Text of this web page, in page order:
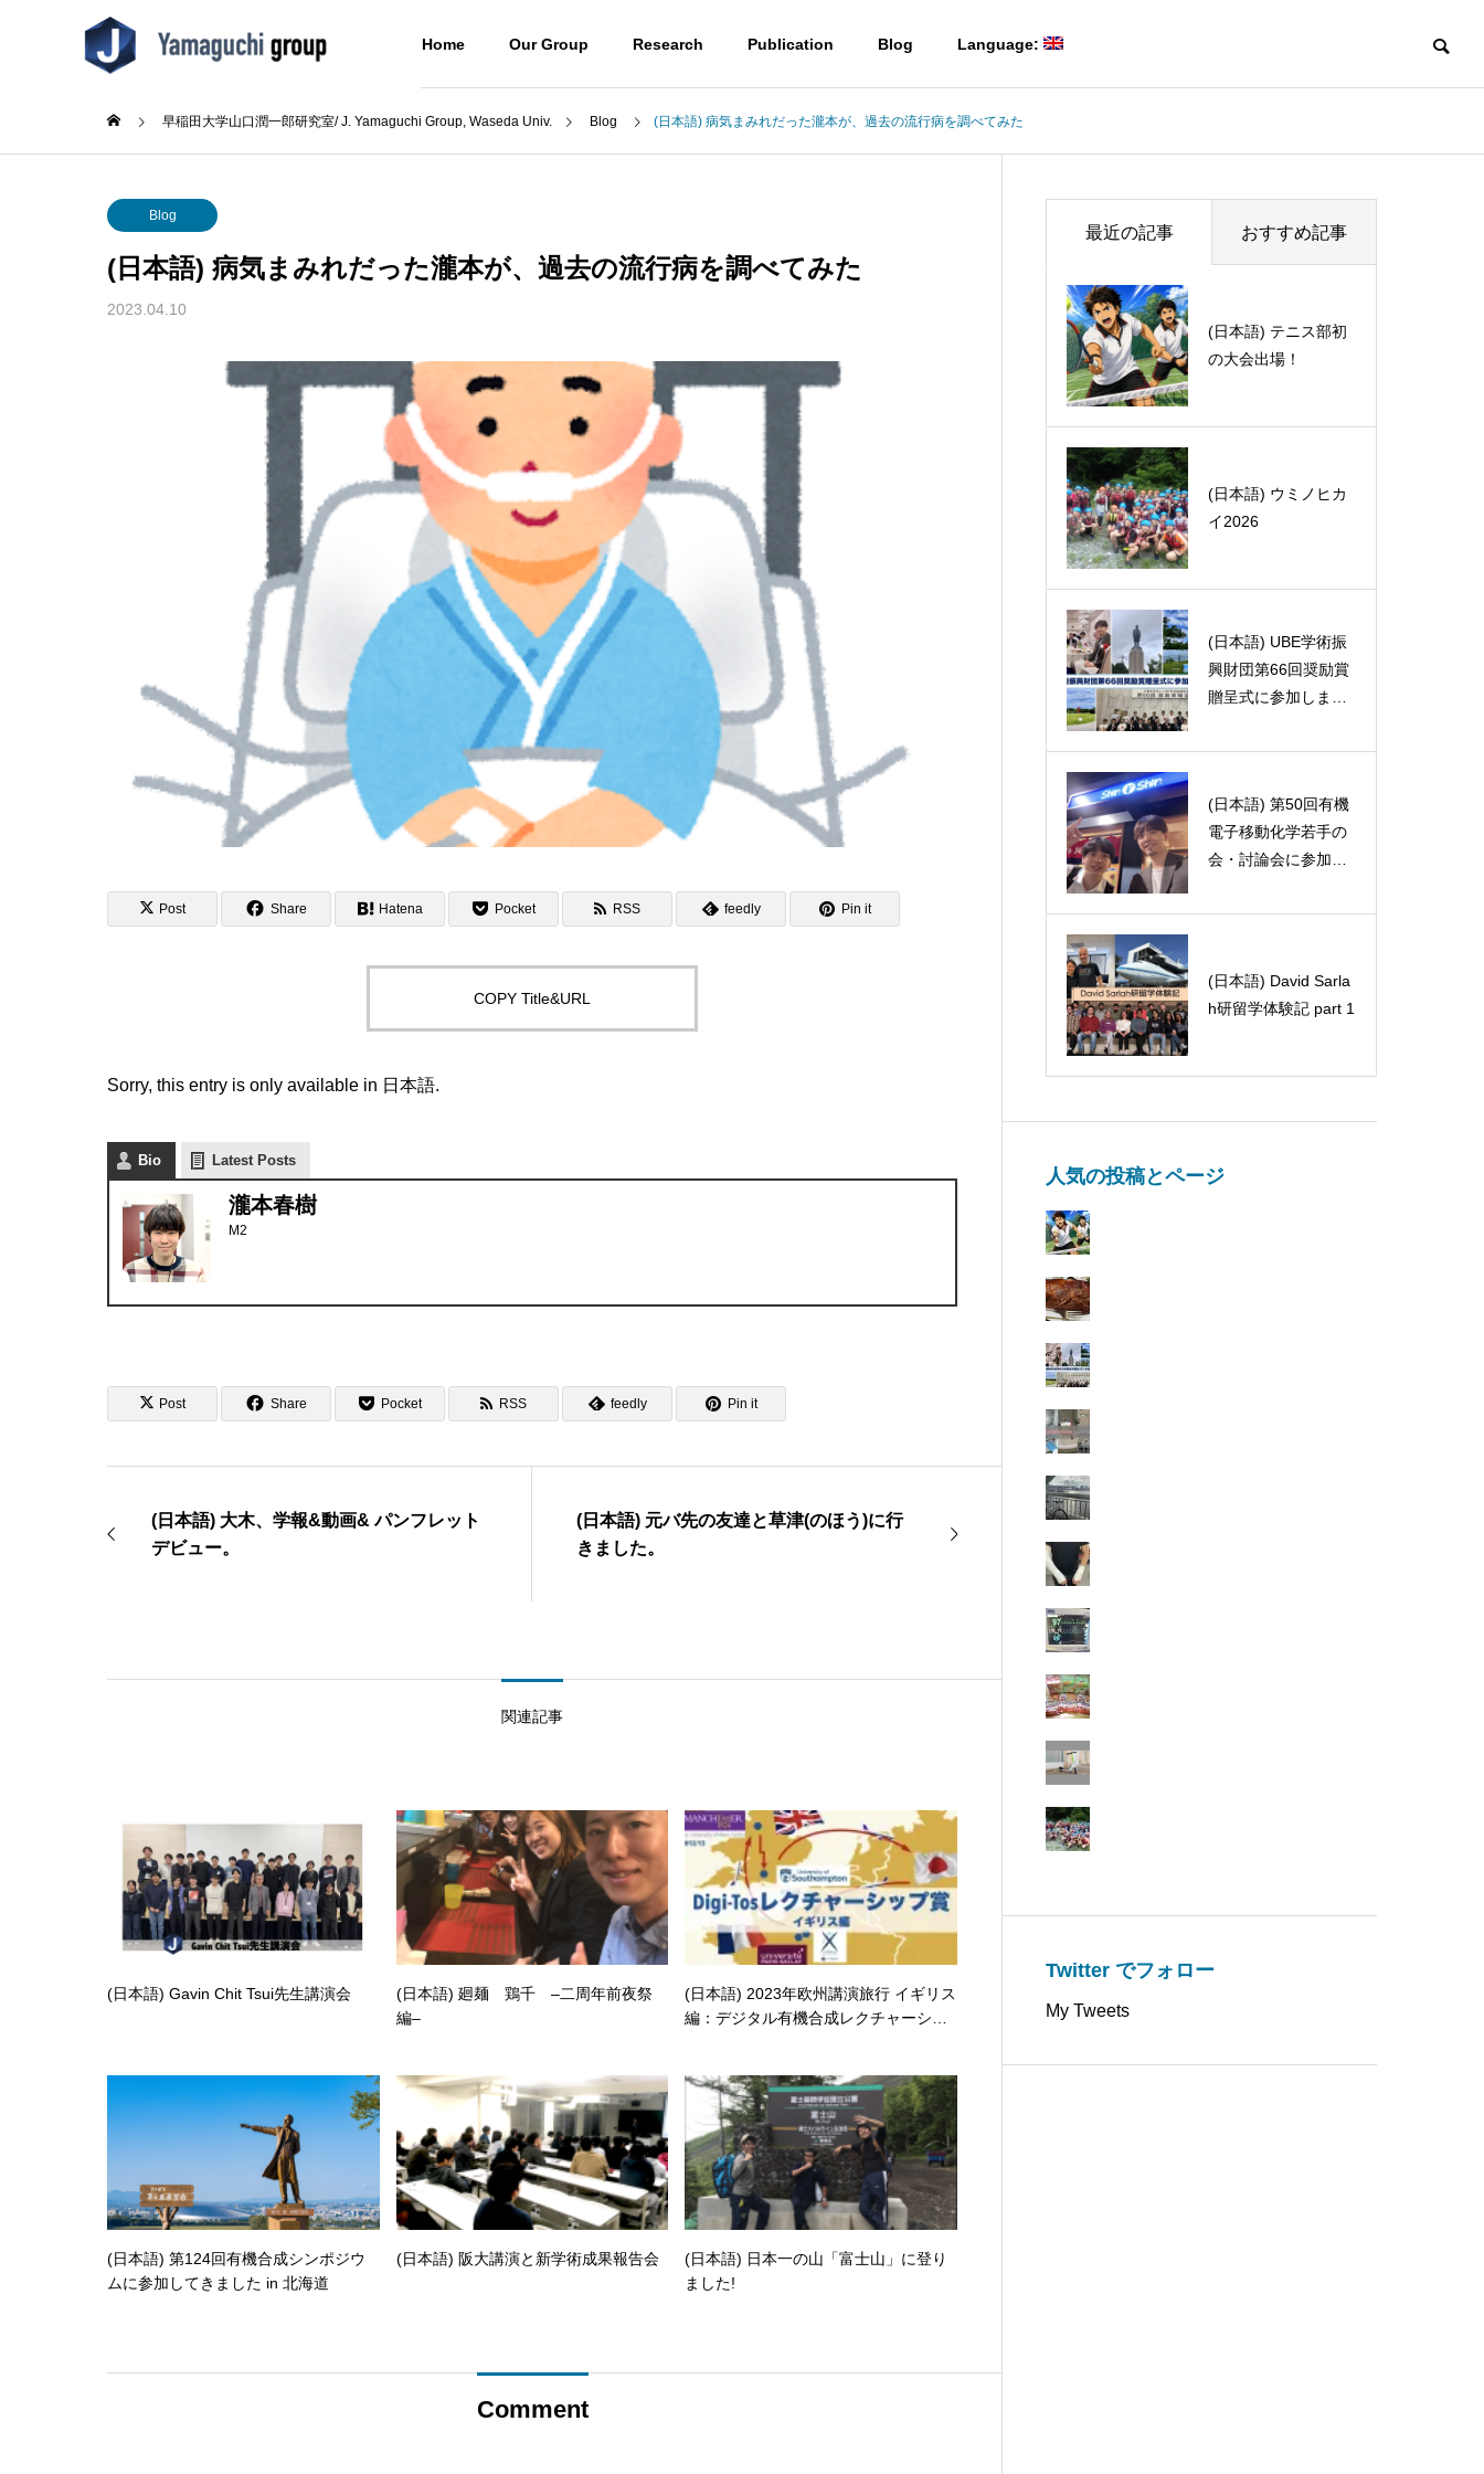
Home Our Group Research Publication Blog Language:
About Us
Members
研究室メンバー
Alumni
同窓生
Collaboration
共同研究
Research
Building molecules
分子をつなぐ。
Destroying molecules
分子をぶっ壊す。
molecules
革新的な分子をつくる。
Blog
(日本語) テニス部初の大会出
(日本語) ウミノヒカイ2026
(日本語) UBE学術振興財団第6
6回奨励賞贈呈式に参加しまし
(日本語) 第50回有機電子移動
化学若手の会・討論会に参加
しました。
体験記 part 1
早稲田大学山口潤一郎研究室/ J. Yamaguchi Group, Waseda Univ. Blog (日本語) 病気まみれだった瀧本が、過去の流行病を調べてみた
Blog
(日本語) 病気まみれだった瀧本が、過去の流行病を調べてみた
2023.04.10
Post Share Hatena Pocket RSS feedly Pin it
COPY Title&URL
Sorry, this entry is only available in 日本語.
Bio Latest Posts
瀧本春樹
M2
Post Share Pocket RSS feedly Pin it
(日本語) 大木、学報&動画& パンフレット
デビュー。
(日本語) 元バ先の友達と草津(のほう)に行
きました。
関連記事
(日本語) Gavin Chit Tsui先生講演会
(日本語) 廻麺 鶏千 –二周年前夜祭
編–
(日本語) 2023年欧州講演旅行 イギリス
編：デジタル有機合成レクチャーシッ
(日本語) 第124回有機合成シンポジウ
ムに参加してきました in 北海道
(日本語) 阪大講演と新学術成果報告会
(日本語) 日本一の山「富士山」に登り
ました!
Comment
最近の記事 おすすめ記事
(日本語) テニス部初
の大会出場！
(日本語) ウミノヒカ
イ2026
(日本語) UBE学術振
興財団第66回奨励賞
贈呈式に参加しまし
(日本語) 第50回有機
電子移動化学若手の
会・討論会に参加し
(日本語) David Sarla
h研留学体験記 part 1
(日本語) 海外旅行を
おすそ分け – part 1
合成化学セミナーに
行ってきました。
(日本語) 62号館E棟
エレベーターのスス
メ
(日本語) 最終講義20
(日本語) レーシック
をしました(すとう)
人気の投稿とページ
Twitter でフォロー
My Tweets